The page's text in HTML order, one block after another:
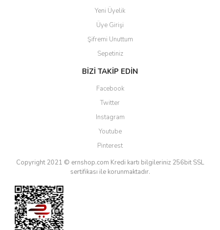
Yeni Üyelik
Üye Girişi
Şifremi Unuttum
Sepetiniz
BİZİ TAKİP EDİN
Facebook
Twitter
Instagram
Youtube
Pinterest
Copyright 2021 © ernshop.com Kredi kartı bilgileriniz 256bit SSL
sertifikası ile korunmaktadır.